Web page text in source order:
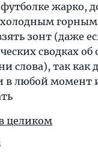
жарко,
зонт (даже
сводках об
слова), так как
в любой момент
целиком